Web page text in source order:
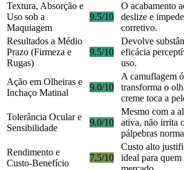
Textura, Absorção e
Uso sob a
Maquiagem
9.5/10
O acabamento
deslize e
corretivo.
Resultados a Médio
Prazo (Firmeza e
Rugas)
9.5/10
Devolve
eficácia
uso.
Ação em Olheiras e
Inchaço Matinal
9.0/10
A camuflagem
transforma o
creme toca a
Tolerância Ocular e
Sensibilidade
9.0/10
Mesmo com a
ativa, não irrita
pálpebras
Rendimento e
Custo-Benefício
7.5/10
Custo alto
ideal para